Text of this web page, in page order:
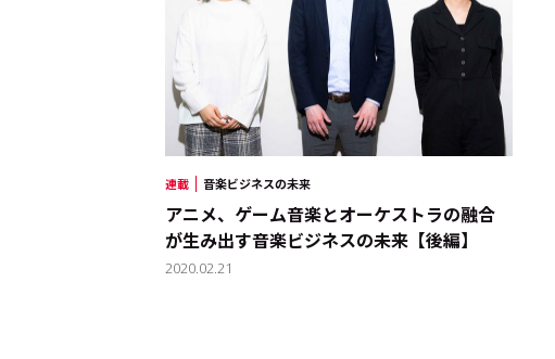
連載 音楽ビジネスの未来
アニメ、ゲーム音楽とオーケストラの融合
が生み出す音楽ビジネスの未来【後編】
2020.02.21